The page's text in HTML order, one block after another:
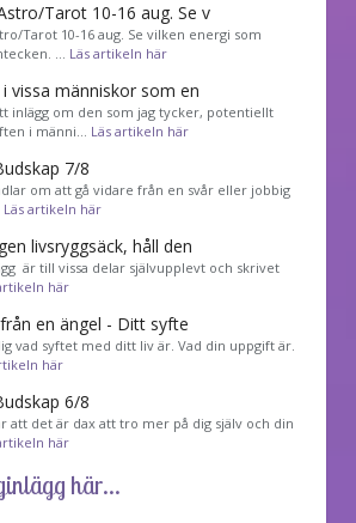
Tarot 10-16 aug. Se v
Tarot 10-16 aug. Se vilken energi som
… Läs artikeln här
vissa människor som en
inlägg om den som jag tycker, potentiellt
i männi… Läs artikeln här
7/8
om att gå vidare från en svår eller jobbig
Läs artikeln här
livsryggsäck, håll den
är till vissa delar självupplevt och skrivet
här
en ängel - Ditt syfte
vad syftet med ditt liv är. Vad din uppgift är.
här
6/8
att det är dax att tro mer på dig själv och din
här
här...